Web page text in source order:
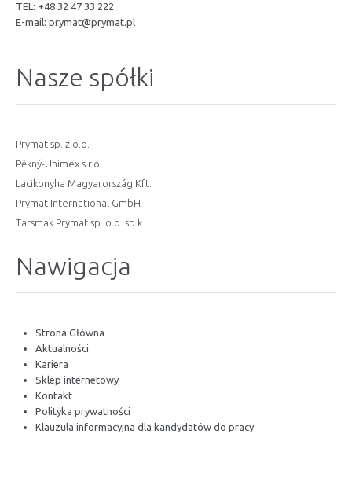
TEL: +48 32 47 33 222
E-mail: prymat@prymat.pl
Nasze spółki
Prymat sp. z o.o.
Pěkný-Unimex s.r.o.
Lacikonyha Magyarország Kft.
Prymat International GmbH
Tarsmak Prymat sp. o.o. sp.k.
Nawigacja
Strona Główna
Aktualności
Kariera
Sklep internetowy
Kontakt
Polityka prywatności
Klauzula informacyjna dla kandydatów do pracy